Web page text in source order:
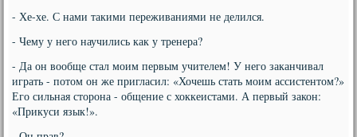
- Хе-хе. С нами такими переживаниями не делился.
- Чему у него научились как у тренера?
- Да он вообще стал моим первым учителем! У него заканчивал
играть - потом он же пригласил: «Хочешь стать моим ассистентом?»
Его сильная сторона - общение с хоккеистами. А первый закон:
«Прикуси язык!».